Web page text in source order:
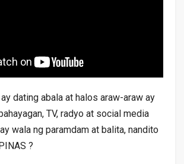
dating abala at halos araw-araw ay
TV, radyo at social media
wala ng paramdam at balita, nandito
?